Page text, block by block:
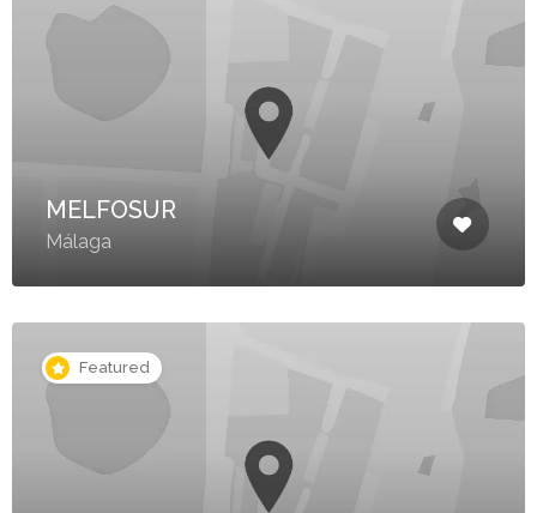
MELFOSUR
Málaga
Featured